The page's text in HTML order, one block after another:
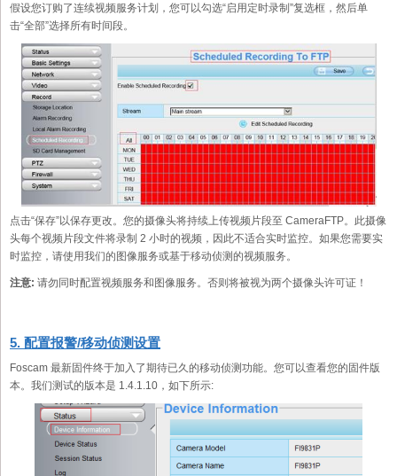
假设您订购了连续视频服务计划，您可以勾选“启用定时录制”复选框，然后单
击“全部”选择所有时间段。
点击“保存”以保存更改。您的摄像头将持续上传视频片段至 CameraFTP。此摄像
头每个视频片段文件将录制 2 小时的视频，因此不适合实时监控。如果您需要实
时监控，请使用我们的图像服务或基于移动侦测的视频服务。
注意: 请勿同时配置视频服务和图像服务。否则将被视为两个摄像头许可证！
5. 配置报警/移动侦测设置
Foscam 最新固件终于加入了期待已久的移动侦测功能。您可以查看您的固件版
本。我们测试的版本是 1.4.1.10，如下所示: